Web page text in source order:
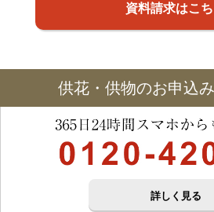
資料請求はこ
供花・供物のお申込
詳しく見る